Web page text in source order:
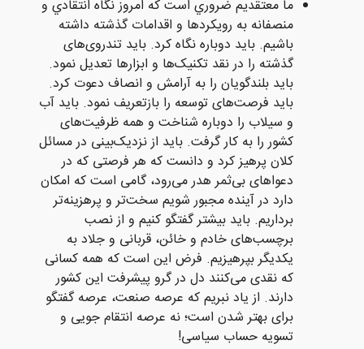
ما معتقديم ضروري است که امروز نگاه انتقادي و
منصفانه به رويکردها و اقدامات گذشته داشته
باشيم. باید دوباره نگاه کرد. باید تندروی‌های
گذشته را در نقد تکنيک‌ها و ابزارها تعدیل نمود.
باید بلندگویان را به آرامش و انصاف دعوت کرد.
باید فرصت‌های توسعه را بازتعریف نمود. باید آب
و سیلاب را دوباره شناخت و همه ظرفیت‌های
کشور را به کار گرفت. باید از نزدیک‌بینی در مسائل
کلان پرهیز کرد و دانست که هر فرصتی که در
دعواهای بی‌ثمر هدر می‌رود، گامی است که امکان
دارد در آینده مجبور شویم سخت‌تر و پرهزینه‌تر
برداریم. باید بیشتر گفتگو کنیم و از نصب
برچسب‌های خادم و خائن، قربانی و جلاد به
یکدیگر بپرهیزیم. فرض این است که همه کسانی
که نقدی می‌کنند دل در گرو پیشرفت این کشور
دارند. از یاد نبریم که عرصه صنعت، عرصه گفتگو
برای بهتر شدن است؛ نه عرصه انتقام جویی و
تسویه حساب سیاسی!